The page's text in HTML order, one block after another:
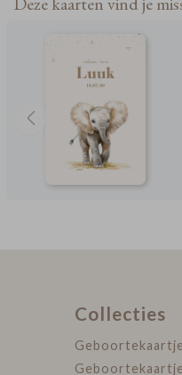
Collecties